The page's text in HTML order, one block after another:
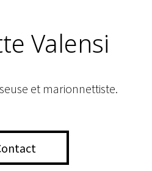
Valensi
et marionnettiste.